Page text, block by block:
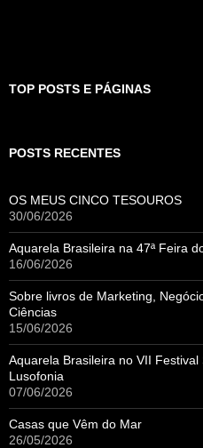
TOP POSTS E PÁGINAS
POSTS RECENTES
OS MEUS CINCO TESOUROS
30/06/2026
Aquarela Brasileira na 47ª Feira
16/06/2026
Sobre livros de Marketing,
Ciências
15/06/2026
Aquarela Brasileira no VII
Lusofonia
07/06/2026
Casas que Vêm do Mar
26/05/2026